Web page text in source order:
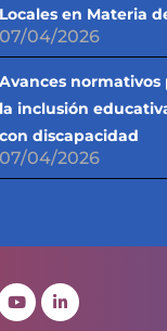
Locales en Materia
07/04/2026
Avances
la inclusión
con discapacidad
07/04/2026